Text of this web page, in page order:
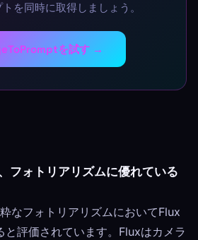
を同時に取得しましょう。
を試す →
フォトリアリズムに優れている
なフォトリアリズムにおいてFlux
と評価されています。Fluxはカメラ